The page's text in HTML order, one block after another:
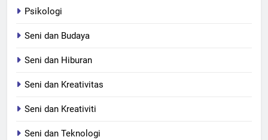
Psikologi
Seni dan Budaya
Seni dan Hiburan
Seni dan Kreativitas
Seni dan Kreativiti
Seni dan Teknologi